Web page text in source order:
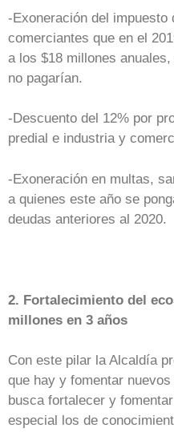
-Exoneración del
comerciantes que en el
a los $18 millones
no pagarían.
-Descuento del 12% por
predial e industria y
-Exoneración en multas,
a quienes este año se
deudas anteriores al 2020.
2. Fortalecimiento del
millones en 3 años
Con este pilar la Alcaldía
que hay y fomentar
busca fortalecer y
especial los de